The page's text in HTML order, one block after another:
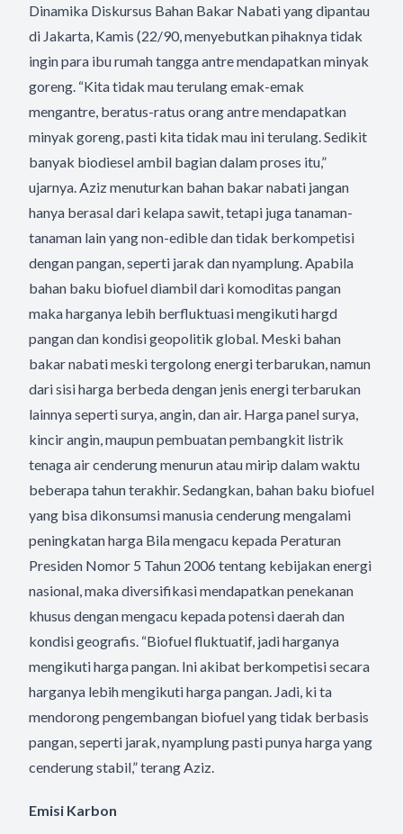
Dinamika Diskursus Bahan Bakar Nabati yang dipantau
di Jakarta, Kamis (22/90, menyebutkan pihaknya tidak
ingin para ibu rumah tangga antre mendapatkan minyak
goreng. “Kita tidak mau terulang emak-emak
mengantre, beratus-ratus orang antre mendapatkan
minyak goreng, pasti kita tidak mau ini terulang. Sedikit
banyak biodiesel ambil bagian dalam proses itu,”
ujarnya. Aziz menuturkan bahan bakar nabati jangan
hanya berasal dari kelapa sawit, tetapi juga tanaman-
tanaman lain yang non-edible dan tidak berkompetisi
dengan pangan, seperti jarak dan nyamplung. Apabila
bahan baku biofuel diambil dari komoditas pangan
maka harganya lebih berfluktuasi mengikuti hargd
pangan dan kondisi geopolitik global. Meski bahan
bakar nabati meski tergolong energi terbarukan, namun
dari sisi harga berbeda dengan jenis energi terbarukan
lainnya seperti surya, angin, dan air. Harga panel surya,
kincir angin, maupun pembuatan pembangkit listrik
tenaga air cenderung menurun atau mirip dalam waktu
beberapa tahun terakhir. Sedangkan, bahan baku biofuel
yang bisa dikonsumsi manusia cenderung mengalami
peningkatan harga Bila mengacu kepada Peraturan
Presiden Nomor 5 Tahun 2006 tentang kebijakan energi
nasional, maka diversifikasi mendapatkan penekanan
khusus dengan mengacu kepada potensi daerah dan
kondisi geografis. “Biofuel fluktuatif, jadi harganya
mengikuti harga pangan. Ini akibat berkompetisi secara
harganya lebih mengikuti harga pangan. Jadi, ki ta
mendorong pengembangan biofuel yang tidak berbasis
pangan, seperti jarak, nyamplung pasti punya harga yang
cenderung stabil,” terang Aziz.
Emisi Karbon